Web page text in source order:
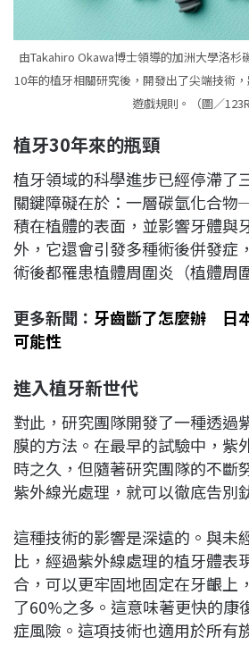
由Takahiro Okawa博士領導的加洲大學洛杉
10年的植牙相關研究後，開發出了尖端技術
遊戲規則。（圖／
植牙30年來的瓶頸
植牙領域的科學進步已經停滯了
關鍵障礙在於：一層碳氫化合
積在植體的表面，並影響牙體與
外，它還會引發多種術後併發症
術後都罹患植體周圍炎（植體周
更多新聞： 牙齒斷了怎麼辦 日
可能性
進入植牙新世代
對此，研究團隊開發了一種透過
膜的方法。在最早的試驗中，紫
時之久，但隨著研究團隊的不斷
紫外線光處理，就可以徹底告別
這種技術的影響是深遠的。與未
比，經過紫外線處理的植牙體表
合，可以更牢固地固定在牙齦上
了60%之多。這意味著更快的康
症風險。這項技術也適用於所有